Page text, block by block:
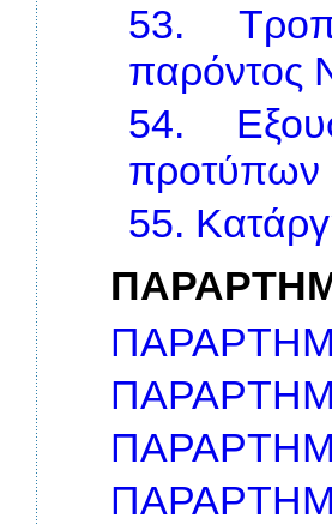
53.
παρόντος
54.
προτύπων
55.